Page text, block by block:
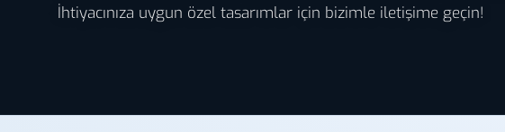
İhtiyacınıza uygun özel tasarımlar için bizimle iletişime geçin!